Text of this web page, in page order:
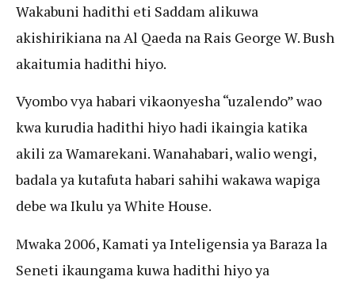
Wakabuni hadithi eti Saddam alikuwa
akishirikiana na Al Qaeda na Rais George W. Bush
akaitumia hadithi hiyo.
Vyombo vya habari vikaonyesha “uzalendo” wao
kwa kurudia hadithi hiyo hadi ikaingia katika
akili za Wamarekani. Wanahabari, walio wengi,
badala ya kutafuta habari sahihi wakawa wapiga
debe wa Ikulu ya White House.
Mwaka 2006, Kamati ya Inteligensia ya Baraza la
Seneti ikaungama kuwa hadithi hiyo ya